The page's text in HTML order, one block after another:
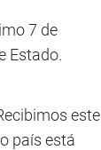
7 de
Estado.
este
país está